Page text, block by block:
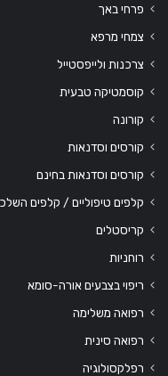
פרחי באך
צמחי מרפא
צרכנות ולייפסטייל
קוסמטיקה טבעית
קורונה
קורסים וסדנאות
קורסים וסדנאות בחינם
קלפים טיפוליים / קלפים
קריסטלים
רוחניות
ריפוי בצבעים אורה-סומא
רפואה משלימה
רפואה סינית
רפלקסולוגיה